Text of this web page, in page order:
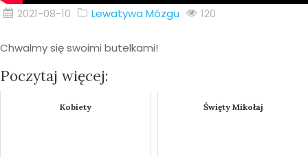
2021-08-10 Lewatywa Mózgu 120
Chwalmy się swoimi butelkami!
Poczytaj więcej:
Kobiety Święty Mikołaj